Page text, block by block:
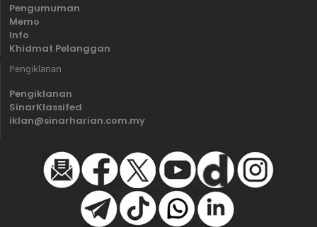
Pengumuman
Memo
Info
Khidmat Pelanggan
Pengiklanan
Pengiklanan
SinarKlassifed
iklan@sinarharian.com.my